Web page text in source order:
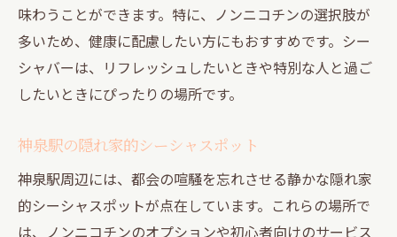
味わうことができます。特に、ノンニコチンの選択肢が
多いため、健康に配慮したい方にもおすすめです。シー
シャバーは、リフレッシュしたいときや特別な人と過ご
したいときにぴったりの場所です。
神泉駅の隠れ家的シーシャスポット
神泉駅周辺には、都会の喧騒を忘れさせる静かな隠れ家
的シーシャスポットが点在しています。これらの場所で
は、ノンニコチンのオプションや初心者向けのサービス